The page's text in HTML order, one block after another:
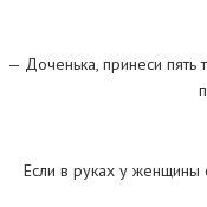
— Доченька, принеси
Если в руках у женщины